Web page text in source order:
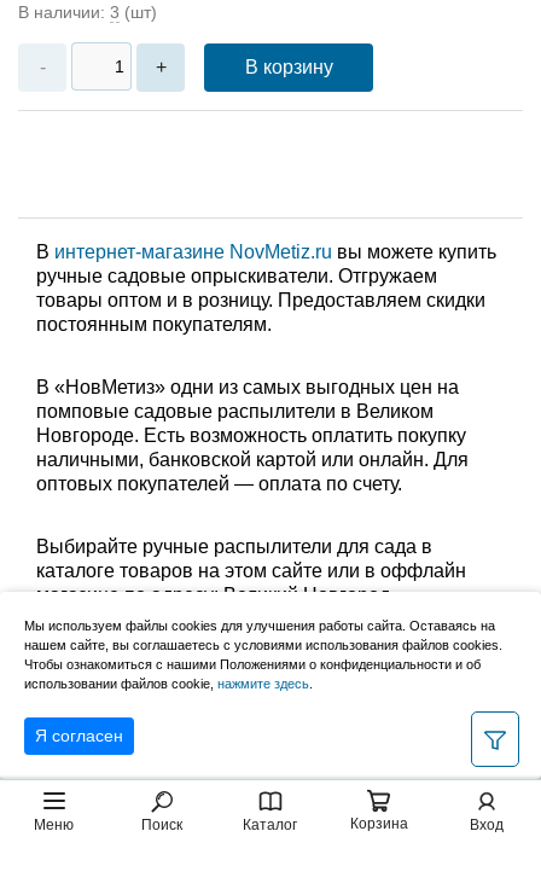
Меню Поиск Каталог Корзина Вход
В наличии: 3 (шт)
- + В корзину
В интернет-магазине NovMetiz.ru вы можете купить
ручные садовые опрыскиватели. Отгружаем
товары оптом и в розницу. Предоставляем скидки
постоянным покупателям.
В «НовМетиз» одни из самых выгодных цен на
помповые садовые распылители в Великом
Новгороде. Есть возможность оплатить покупку
наличными, банковской картой или онлайн. Для
оптовых покупателей — оплата по счету.
Выбирайте ручные распылители для сада в
каталоге товаров на этом сайте или в оффлайн
магазине по адресу: Великий Новгород,
Сырковское шоссе, 8а (по будням с 9:00 до 17:00, в
субботу с 9:00 до 13:00). Забрать заказ можно
лично в пункте выдачи или оформить доставку до
дома.
Мы используем файлы cookies для улучшения работы сайта. Оставаясь на
нашем сайте, вы соглашаетесь с условиями использования файлов cookies.
Чтобы ознакомиться с нашими Положениями о конфиденциальности и об
использовании файлов cookie, нажмите здесь
Я согласен